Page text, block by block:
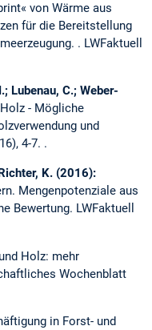
von Wärme aus
für die Bereitstellung
. LWFaktuell
Lubenau, C.; Weber-
- Mögliche
und
4-7. .
K. (2016):
Mengenpotenziale aus
Bewertung. LWFaktuell
Holz: mehr
Wochenblatt
in Forst- und